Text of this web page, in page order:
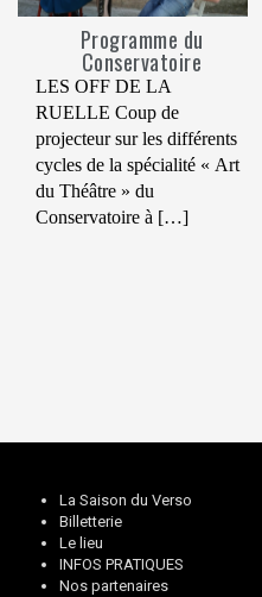
Programme du
Conservatoire
LES OFF DE LA
RUELLE Coup de
projecteur sur les différents
cycles de la spécialité « Art
du Théâtre » du
Conservatoire à […]
La Saison du Verso
Billetterie
Le lieu
INFOS PRATIQUES
Nos partenaires